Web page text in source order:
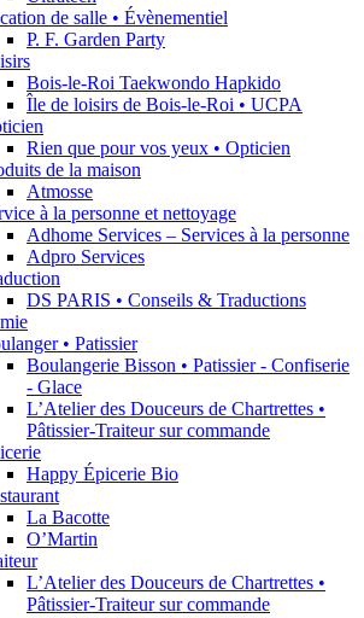
de salle • Évènementiel
P. F. Garden Party
Bois-le-Roi Taekwondo Hapkido
Île de loisirs de Bois-le-Roi • UCPA
Rien que pour vos yeux • Opticien
de la maison
Atmosse
à la personne et nettoyage
Adhome Services – Services à la personne
Adpro Services
DS PARIS • Conseils & Traductions
• Patissier
Boulangerie Bisson • Patissier - Confiserie
- Glace
L’Atelier des Douceurs de Chartrettes •
Pâtissier-Traiteur sur commande
Happy Épicerie Bio
La Bacotte
O’Martin
L’Atelier des Douceurs de Chartrettes •
Pâtissier-Traiteur sur commande